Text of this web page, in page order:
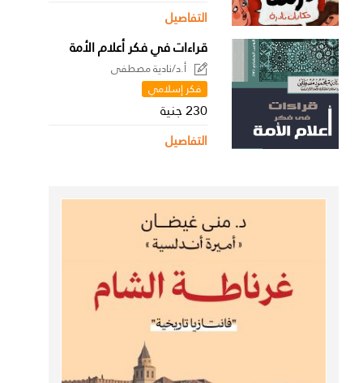
التفاصيل
قراءات في فكر أعلام الأمة
أ.د/نادية مصطفى
فكر إسلامي
230 جنية
التفاصيل